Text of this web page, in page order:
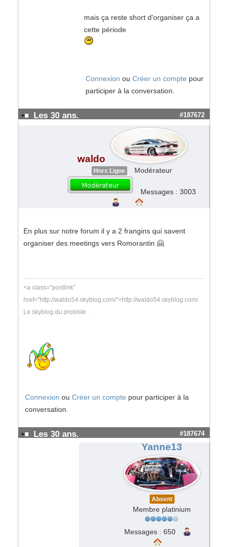
mais ça reste short d'organiser ça a
cette période
Connexion ou Créer un compte pour
participer à la conversation.
Les 30 ans. #187672
waldo
Hors Ligne Modérateur
Messages : 3003
En plus sur notre forum il y a 2 frangins qui savent
organiser des meetings vers Romorantin 🤗
<a class="postlink"
href="http://waldo54.skyblog.com/">http://waldo54.skyblog.com/
Le skyblog du probiste .
Connexion ou Créer un compte pour participer à la
conversation.
Les 30 ans. #187674
Yanne13
Absent
Membre platinium
Messages : 650